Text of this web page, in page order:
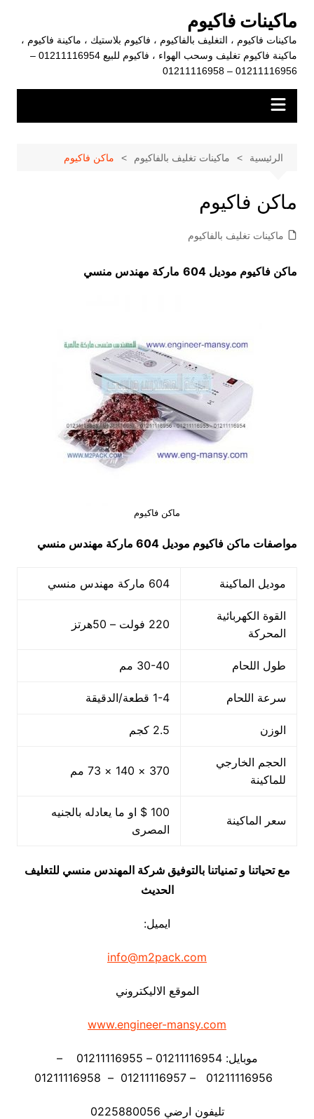
المحتوى
ماكينات فاكيوم
ماكينات فاكيوم ، التغليف بالفاكيوم ، فاكيوم بلاستيك ، ماكينة فاكيوم ،
ماكينة فاكيوم تغليف وسحب الهواء ، فاكيوم للبيع 01211116954 –
01211116956 – 01211116958
الرئيسية ماكينات تغليف بالفاكيوم ماكن فاكيوم
ماكن فاكيوم
ماكينات تغليف بالفاكيوم
ماكن فاكيوم موديل 604 ماركة مهندس منسي
ماكن فاكيوم
مواصفات ماكن فاكيوم موديل 604 ماركة مهندس منسي
موديل الماكينة 604 ماركة مهندس منسي
القوة الكهربائية
المحركة
220 فولت – 50هرتز
طول اللحام 30-40 مم
سرعة اللحام 1-4 قطعة/الدقيقة
الوزن 2.5 كجم
الحجم الخارجي
للماكينة
370 × 140 × 73 مم
سعر الماكينة
100 $ او ما يعادله بالجنيه
المصرى
مع تحياتنا و تمنياتنا بالتوفيق شركة المهندس منسي للتغليف
الحديث
ايميل:
info@m2pack.com
الموقع الاليكتروني
www.engineer-mansy.com
موبايل: 01211116954 – 01211116955 –
تليفون ارضي 0225880056